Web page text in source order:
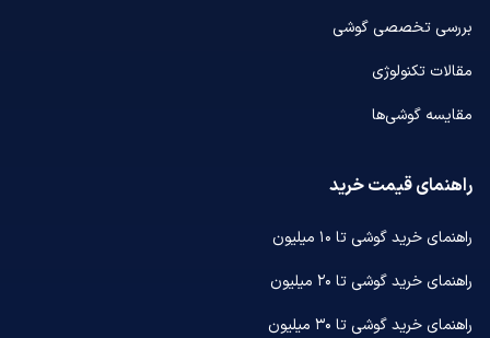
بررسی تخصصی گوشی
مقالات تکنولوژی
مقایسه گوشی‌ها
راهنمای قیمت خرید
راهنمای خرید گوشی تا ۱۰ میلیون
راهنمای خرید گوشی تا ۲۰ میلیون
راهنمای خرید گوشی تا ۳۰ میلیون